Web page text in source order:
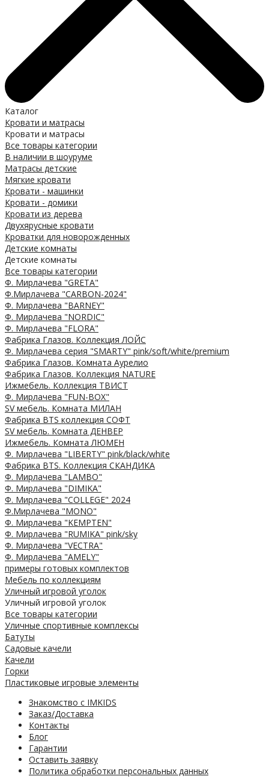
Каталог
Кровати и матрасы
Кровати и матрасы
Все товары категории
В наличии в шоуруме
Матрасы детские
Мягкие кровати
Кровати - машинки
Кровати - домики
Кровати из дерева
Двухярусные кровати
Кроватки для новорожденных
Детские комнаты
Детские комнаты
Все товары категории
Ф. Мирлачева "GRETA"
Ф.Мирлачева "CARBON-2024"
Ф. Мирлачева "BARNEY"
Ф. Мирлачева "NORDIC"
Ф. Мирлачева "FLORA"
Фабрика Глазов. Коллекция ЛОЙС
Ф. Мирлачева серия "SMARTY" pink/soft/white/premium
Фабрика Глазов. Комната Аурелио
Фабрика Глазов. Коллекция NATURE
Ижмебель. Коллекция ТВИСТ
Ф. Мирлачева "FUN-BOX"
SV мебель. Комната МИЛАН
Фабрика BTS коллекция СОФТ
SV мебель. Комната ДЕНВЕР
Ижмебель. Комната ЛЮМЕН
Ф. Мирлачева "LIBERTY" pink/black/white
Фабрика BTS. Коллекция СКАНДИКА
Ф. Мирлачева "LAMBO"
Ф. Мирлачева "DIMIKA"
Ф. Мирлачева "COLLEGE" 2024
Ф.Мирлачева "MONO"
Ф. Мирлачева "KEMPTEN"
Ф. Мирлачева "RUMIKA" pink/sky
Ф. Мирлачева "VECTRA"
Ф. Мирлачева "AMELY"
примеры готовых комплектов
Мебель по коллекциям
Уличный игровой уголок
Уличный игровой уголок
Все товары категории
Уличные спортивные комплексы
Батуты
Садовые качели
Качели
Горки
Пластиковые игровые элементы
Знакомство с IMKIDS
Заказ/Доставка
Контакты
Блог
Гарантии
Оставить заявку
Политика обработки персональных данных